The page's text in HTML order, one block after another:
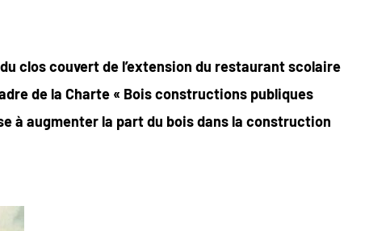
clos couvert de l’extension du restaurant scolaire
de la Charte « Bois constructions publiques
à augmenter la part du bois dans la construction